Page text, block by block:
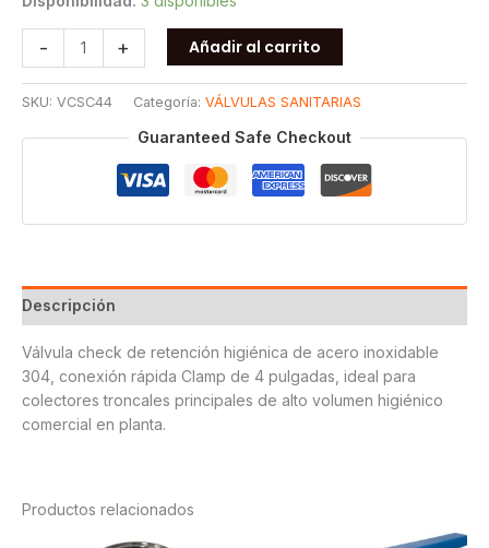
-
VALVULA
CHECK
SANITARIA
CLAMP
T304
+ Añadir al carrito
SKU: VCSC44 Categoría: VÁLVULAS SANITARIAS
Guaranteed Safe Checkout
Descripción
Válvula check de retención higiénica de acero inoxidable
304, conexión rápida Clamp de 4 pulgadas, ideal para
colectores troncales principales de alto volumen higiénico
comercial en planta.
Productos relacionados